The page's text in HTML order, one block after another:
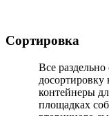
Сортировка
Все
досортировку
контейнеры
площадках